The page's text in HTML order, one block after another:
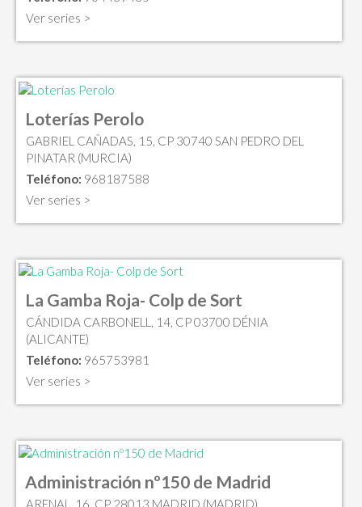
Ver series >
Loterías Perolo
GABRIEL CAÑADAS, 15, CP 30740 SAN PEDRO DEL
PINATAR (MURCIA)
Teléfono: 968187588
Ver series >
La Gamba Roja- Colp de Sort
CÁNDIDA CARBONELL, 14, CP 03700 DÉNIA
(ALICANTE)
Teléfono: 965753981
Ver series >
Administración nº150 de Madrid
ARENAL, 16, CP 28013 MADRID (MADRID)